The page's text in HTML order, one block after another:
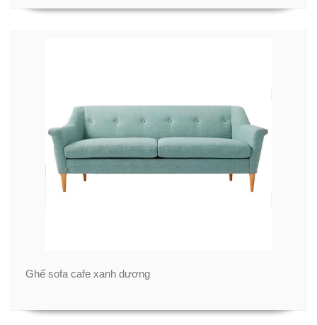
Ghế sofa cafe xanh dương